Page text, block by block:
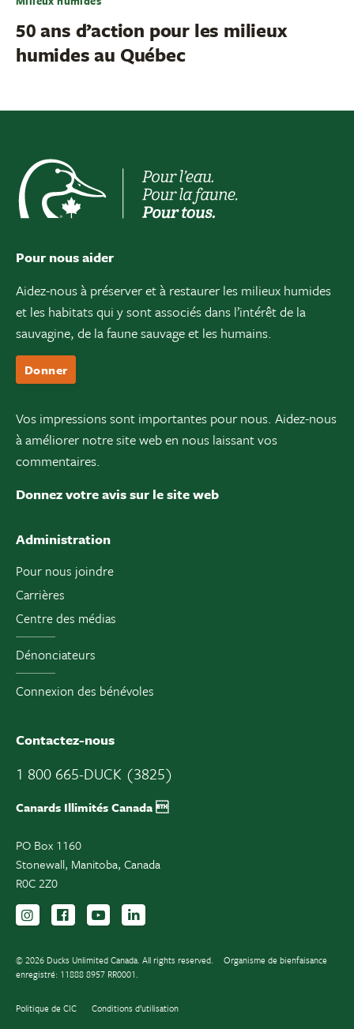
50 ans d’action pour les milieux
humides au Québec
Pour nous aider
Aidez-nous à préserver et à restaurer les milieux humides
et les habitats qui y sont associés dans l’intérêt de la
sauvagine, de la faune sauvage et les humains.
Donner
Vos impressions sont importantes pour nous. Aidez-nous
à améliorer notre site web en nous laissant vos
commentaires.
Donnez votre avis sur le site web
Administration
Pour nous joindre
Carrières
Centre des médias
Dénonciateurs
Connexion des bénévoles
Contactez-nous
1 800 665-DUCK (3825)
Canards Illimités Canada 
PO Box 1160
Stonewall, Manitoba, Canada
R0C 2Z0
Suivez-nous sur Instagram
Suivez-nous sur Facebook
Inscrivez-vous sur YouTube
© 2026 Ducks Unlimited Canada. All rights reserved.
Organisme de bienfaisance
enregistré: 11888 8957 RR0001.
Politique de CIC Conditions d’utilisation